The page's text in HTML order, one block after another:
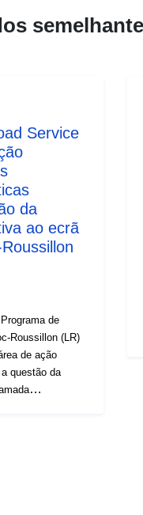
Service
da
ao ecrã
de
Roussillon (LR)
de ação
questão da